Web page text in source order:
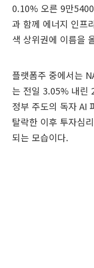
0.10% 오른 9만
과 함께 에너지 인프
색 상위권에 이름을
플랫폼주 중에서는
는 전일 3.05% 내린
정부 주도의 독자 AI
탈락한 이후 투자심
되는 모습이다.